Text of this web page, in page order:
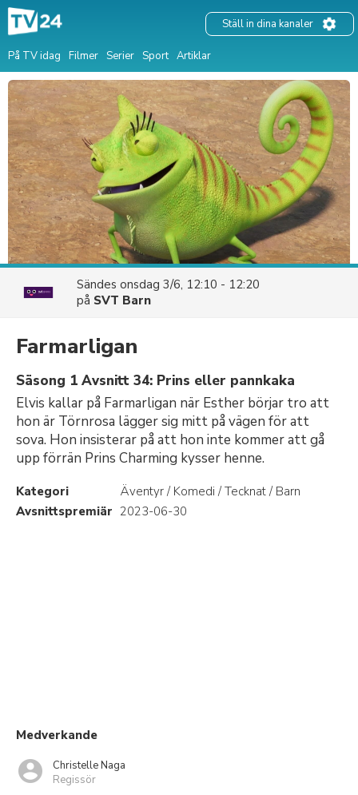
På TV idag Filmer Serier Sport Artiklar
Ställ in dina kanaler
Sändes onsdag 3/6, 12:10 - 12:20
på SVT Barn
Farmarligan
Säsong 1 Avsnitt 34: Prins eller pannkaka
Elvis kallar på Farmarligan när Esther börjar tro att
hon är Törnrosa lägger sig mitt på vägen för att
sova. Hon insisterar på att hon inte kommer att gå
upp förrän Prins Charming kysser henne.
Kategori
Äventyr / Komedi / Tecknat / Barn
Avsnittspremiär 2023-06-30
Medverkande
Christelle Naga
Regissör